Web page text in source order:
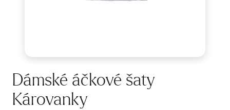
Dámské áčkové šaty
Károvanky